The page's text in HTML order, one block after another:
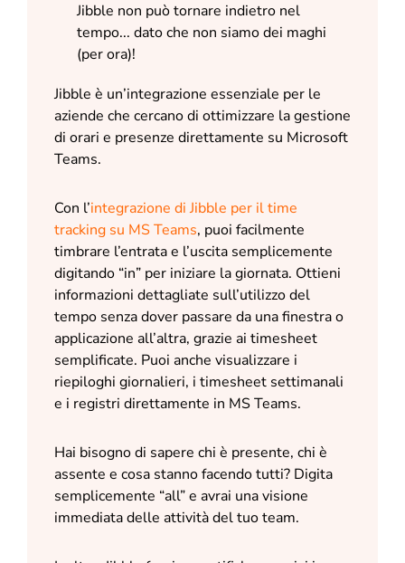
Jibble non può tornare indietro nel
tempo... dato che non siamo dei maghi
(per ora)!
Jibble è un’integrazione essenziale per le
aziende che cercano di ottimizzare la gestione
di orari e presenze direttamente su Microsoft
Teams.
Con l’integrazione di Jibble per il time
tracking su MS Teams, puoi facilmente
timbrare l’entrata e l’uscita semplicemente
digitando “in” per iniziare la giornata. Ottieni
informazioni dettagliate sull’utilizzo del
tempo senza dover passare da una finestra o
applicazione all’altra, grazie ai timesheet
semplificate. Puoi anche visualizzare i
riepiloghi giornalieri, i timesheet settimanali
e i registri direttamente in MS Teams.
Hai bisogno di sapere chi è presente, chi è
assente e cosa stanno facendo tutti? Digita
semplicemente “all” e avrai una visione
immediata delle attività del tuo team.